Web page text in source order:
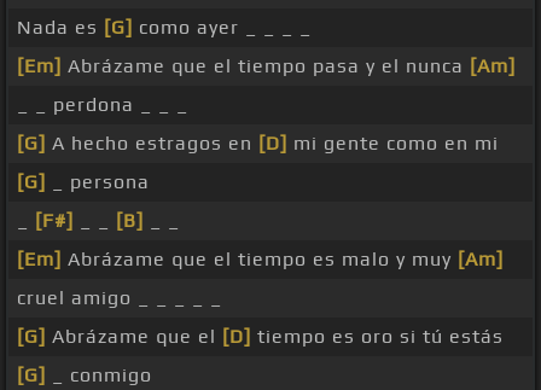
Nada es [G] como ayer _ _ _ _
[Em] Abrázame que el tiempo pasa y el nunca [Am]
_ _ perdona _ _ _
[G] A hecho estragos en [D] mi gente como en mi
[G]
_ persona
[F#] [B]
[Em] Abrázame que el tiempo es malo y muy [Am]
cruel amigo _ _ _ _ _
[G] Abrázame que el [D] tiempo es oro si tú estás
[G]
_ conmigo